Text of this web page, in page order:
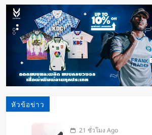
หัวข้อข่าว
21 ชั่วโมง Ago